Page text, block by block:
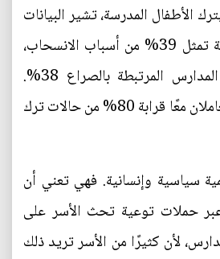
الأطفال المدرسة، تشير البيانات
إلى أن الحواجز المالية تمثل 39% من أسباب الانسحاب،
بينما تمثل إغلاقات المدارس المرتبطة بالصراع 38%.
وبذلك يشكل هذان العاملان معًا قرابة 80% من حالات ترك
سياسية وإنسانية. فهي تعني أن
حملات توعية تحث الأسر على
لأن كثيرًا من الأسر تريد ذلك